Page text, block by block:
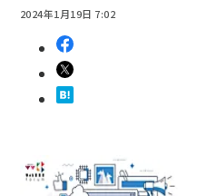
2024年1月19日 7:02